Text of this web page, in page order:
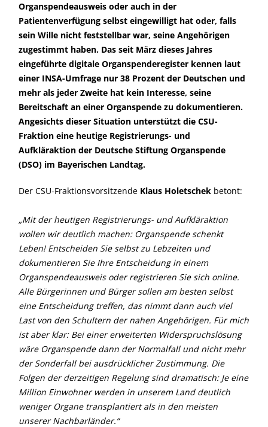
Organspendeausweis oder auch in der
Patientenverfügung selbst eingewilligt hat oder, falls
sein Wille nicht feststellbar war, seine Angehörigen
zugestimmt haben. Das seit März dieses Jahres
eingeführte digitale Organspenderegister kennen laut
einer INSA-Umfrage nur 38 Prozent der Deutschen und
mehr als jeder Zweite hat kein Interesse, seine
Bereitschaft an einer Organspende zu dokumentieren.
Angesichts dieser Situation unterstützt die CSU-
Fraktion eine heutige Registrierungs- und
Aufkläraktion der Deutsche Stiftung Organspende
(DSO) im Bayerischen Landtag.
Der CSU-Fraktionsvorsitzende Klaus Holetschek betont:
Mit der heutigen Registrierungs- und Aufkläraktion
wollen wir deutlich machen: Organspende schenkt
Leben! Entscheiden Sie selbst zu Lebzeiten und
dokumentieren Sie Ihre Entscheidung in einem
Organspendeausweis oder registrieren Sie sich online.
Alle Bürgerinnen und Bürger sollen am besten selbst
eine Entscheidung treffen, das nimmt dann auch viel
Last von den Schultern der nahen Angehörigen. Für mich
ist aber klar: Bei einer erweiterten Widerspruchslösung
wäre Organspende dann der Normalfall und nicht mehr
der Sonderfall bei ausdrücklicher Zustimmung. Die
Folgen der derzeitigen Regelung sind dramatisch: Je eine
Million Einwohner werden in unserem Land deutlich
weniger Organe transplantiert als in den meisten
unserer Nachbarländer.“